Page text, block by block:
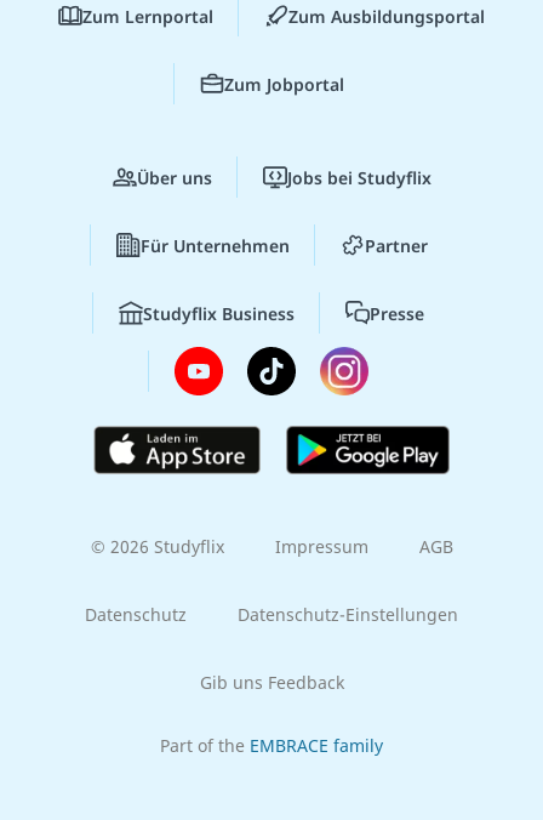
Zum Lernportal Zum Ausbildungsportal
Zum Jobportal
Über uns Jobs bei Studyflix
Für Unternehmen Partner
Studyflix Business Presse
© 2026 Studyflix Impressum AGB
Datenschutz Datenschutz-Einstellungen
Gib uns Feedback
Part of the EMBRACE family